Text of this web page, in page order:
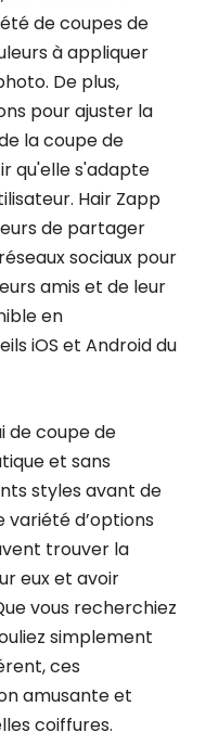
de coupes de
à appliquer
De plus,
pour ajuster la
la coupe de
qu'elle s'adapte
Hair Zapp
de partager
sociaux pour
amis et de leur
en
iOS et Android du
de coupe de
et sans
styles avant de
variété d’options
trouver la
eux et avoir
vous recherchiez
simplement
ces
amusante et
coiffures.